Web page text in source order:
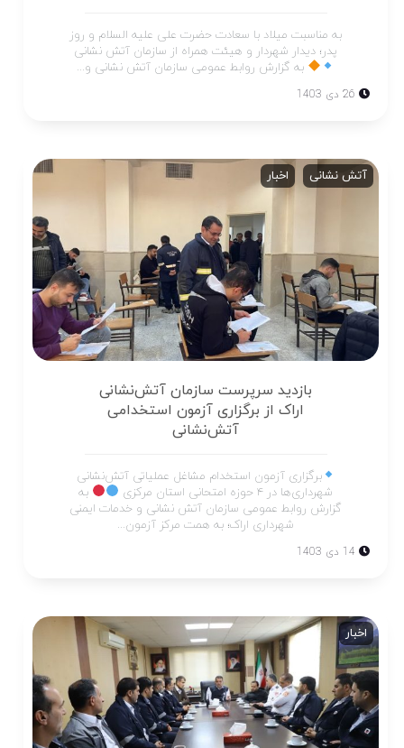
به مناسبت میلاد با سعادت حضرت علی علیه السلام و روز
پدر؛ دیدار شهردار و هیئت همراه از سازمان آتش نشانی
به گزارش روابط عمومی سازمان آتش نشانی و...
26 دی 1403
آتش نشانی اخبار
بازدید سرپرست سازمان آتش‌نشانی
اراک از برگزاری آزمون استخدامی
آتش‌نشانی
برگزاری آزمون استخدام مشاغل عملیاتی آتش‌نشانی
شهرداری‌ها در ۴ حوزه امتحانی استان مرکزی
به
گزارش روابط عمومی سازمان آتش نشانی و خدمات ایمنی
شهرداری اراک؛ به همت مرکز آزمون...
14 دی 1403
اخبار